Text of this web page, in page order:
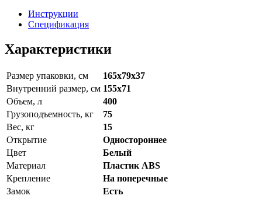
Инструкции
Спецификация
Характеристики
Размер упаковки, см
165x79x37
Внутренний размер, см 155x71
Объем, л
400
Грузоподъемность, кг
75
Вес, кг
15
Открытие
Одностороннее
Цвет
Белый
Материал
Пластик ABS
Крепление
На поперечные
Замок
Есть